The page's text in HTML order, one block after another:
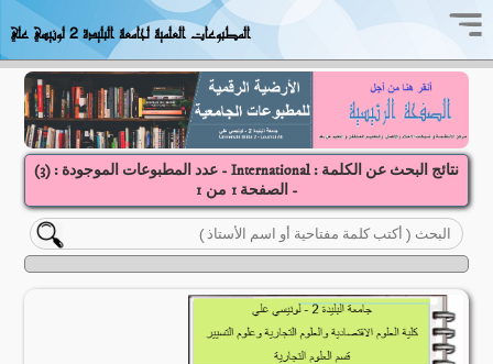
المطبوعات العلمية لجامعة البليدة 2 لونيسي علي
نتائج البحث عن الكلمة : International - عدد المطبوعات الموجودة : ( 3
)
- الصفحة1 من1